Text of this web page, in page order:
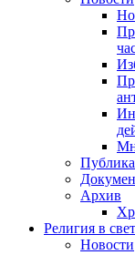
Архив
Религия в
Новости